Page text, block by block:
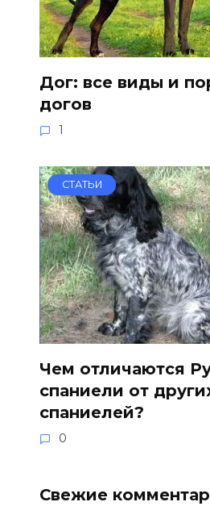
Дог: все виды и
догов
1
СТАТЬИ
Чем отличаются
спаниели от
спаниелей?
0
Свежие